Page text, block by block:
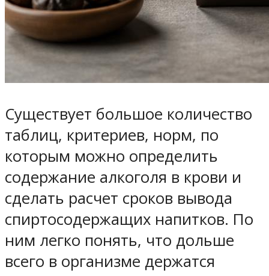
Существует большое количество
таблиц, критериев, норм, по
которым можно определить
содержание алкоголя в крови и
сделать расчет сроков вывода
спиртосодержащих напитков. По
ним легко понять, что дольше
всего в организме держатся